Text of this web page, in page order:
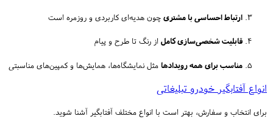
ارتباط احساسی با مشتری چون هدیه‌ای کاربردی و روزمره است
قابلیت شخصی‌سازی کامل از رنگ تا طرح و پیام
مناسب برای همه رویدادها مثل نمایشگاه‌ها، همایش‌ها و کمپین‌های مناسبتی
انواع آفتابگیر خودرو تبلیغاتی
برای انتخاب و سفارش، بهتر است با انواع مختلف آفتابگیر آشنا شوید.